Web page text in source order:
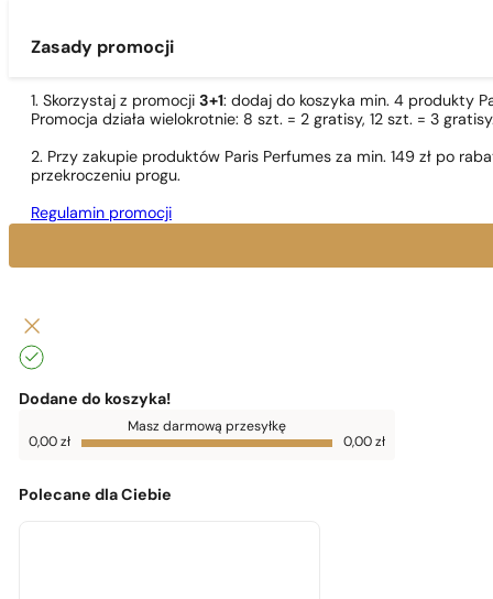
Zasady promocji
1. Skorzystaj z promocji 3+1: dodaj do koszyka min. 4 produkty
Promocja działa wielokrotnie: 8 szt. = 2 gratisy, 12 szt. = 3
2. Przy zakupie produktów Paris Perfumes za min. 149 zł po
przekroczeniu progu.
Regulamin promocji
Dodane do koszyka!
Do
darmowej
0,00
Masz darmową przesyłkę
0,00zł 0,00 zł
Polecane dla Ciebie